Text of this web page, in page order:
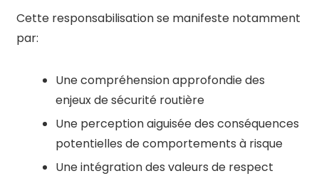
Cette responsabilisation se manifeste notamment
par:
Une compréhension approfondie des
enjeux de sécurité routière
Une perception aiguisée des conséquences
potentielles de comportements à risque
Une intégration des valeurs de respect